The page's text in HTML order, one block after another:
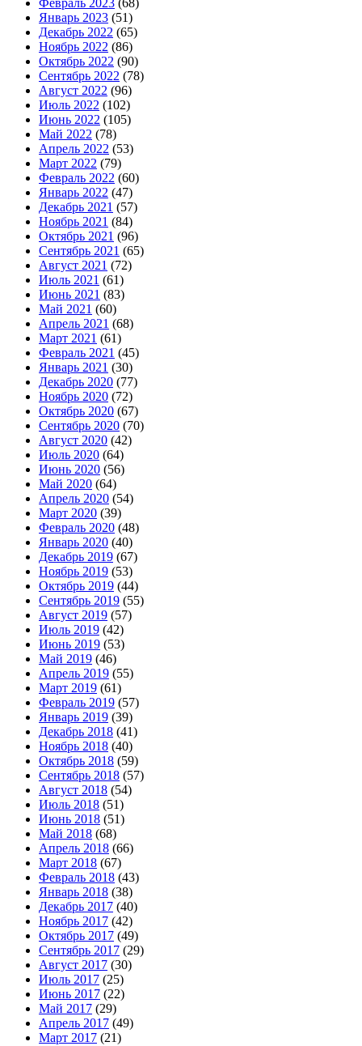
Февраль 2023 (68)
Январь 2023 (51)
Декабрь 2022 (65)
Ноябрь 2022 (86)
Октябрь 2022 (90)
Сентябрь 2022 (78)
Август 2022 (96)
Июль 2022 (102)
Июнь 2022 (105)
Май 2022 (78)
Апрель 2022 (53)
Март 2022 (79)
Февраль 2022 (60)
Январь 2022 (47)
Декабрь 2021 (57)
Ноябрь 2021 (84)
Октябрь 2021 (96)
Сентябрь 2021 (65)
Август 2021 (72)
Июль 2021 (61)
Июнь 2021 (83)
Май 2021 (60)
Апрель 2021 (68)
Март 2021 (61)
Февраль 2021 (45)
Январь 2021 (30)
Декабрь 2020 (77)
Ноябрь 2020 (72)
Октябрь 2020 (67)
Сентябрь 2020 (70)
Август 2020 (42)
Июль 2020 (64)
Июнь 2020 (56)
Май 2020 (64)
Апрель 2020 (54)
Март 2020 (39)
Февраль 2020 (48)
Январь 2020 (40)
Декабрь 2019 (67)
Ноябрь 2019 (53)
Октябрь 2019 (44)
Сентябрь 2019 (55)
Август 2019 (57)
Июль 2019 (42)
Июнь 2019 (53)
Май 2019 (46)
Апрель 2019 (55)
Март 2019 (61)
Февраль 2019 (57)
Январь 2019 (39)
Декабрь 2018 (41)
Ноябрь 2018 (40)
Октябрь 2018 (59)
Сентябрь 2018 (57)
Август 2018 (54)
Июль 2018 (51)
Июнь 2018 (51)
Май 2018 (68)
Апрель 2018 (66)
Март 2018 (67)
Февраль 2018 (43)
Январь 2018 (38)
Декабрь 2017 (40)
Ноябрь 2017 (42)
Октябрь 2017 (49)
Сентябрь 2017 (29)
Август 2017 (30)
Июль 2017 (25)
Июнь 2017 (22)
Май 2017 (29)
Апрель 2017 (49)
Март 2017 (21)